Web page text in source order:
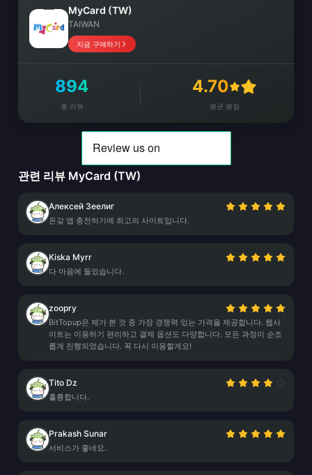
MyCard (TW)
TAIWAN
지금 구매하기
894
총 리뷰
4.70
평균 평점
관련 리뷰 MyCard (TW)
Алексей Зеелиг
온갖 앱 충전하기에 최고의 사이트입니다.
Kiska Myrr
다 마음에 들었습니다.
zoopry
BitTopup은 제가 본 것 중 가장 경쟁력 있는 가격을 제공합니다. 웹사
이트는 이용하기 편리하고 결제 옵션도 다양합니다. 모든 과정이 순조
롭게 진행되었습니다. 꼭 다시 이용할게요!
Tito Dz
훌륭합니다.
Prakash Sunar
서비스가 좋네요.